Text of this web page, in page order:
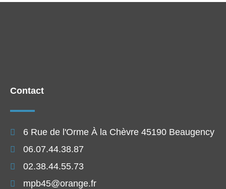
Contact
6 Rue de l'Orme À la Chèvre 45190 Beaugency
06.07.44.38.87
02.38.44.55.73
mpb45@orange.fr